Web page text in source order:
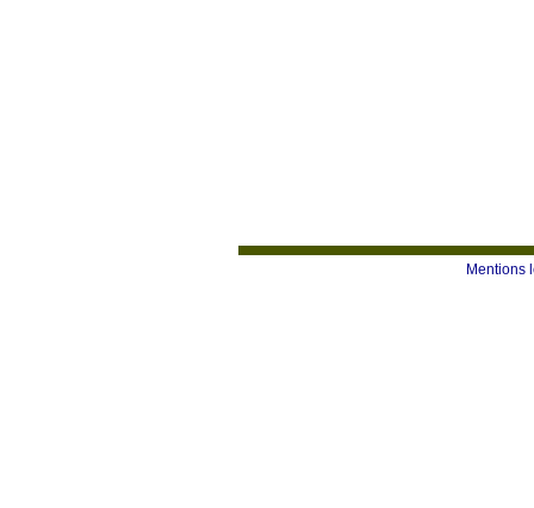
Mentions